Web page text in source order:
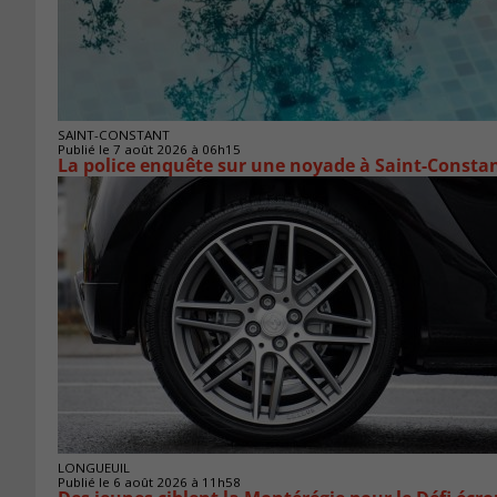
SAINT-CONSTANT
Publié le 7 août 2026 à 06h15
La police enquête sur une noyade à Saint-
LONGUEUIL
Publié le 6 août 2026 à 11h58